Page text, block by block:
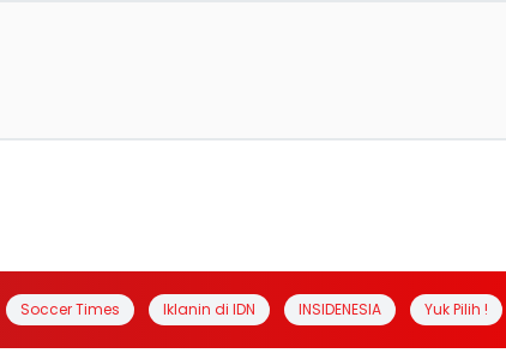
Soccer Times Iklanin di IDN INSIDENESIA Yuk Pilih !